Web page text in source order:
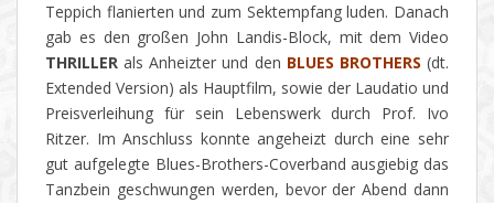
Teppich flanierten und zum Sektempfang luden. Danach
gab es den großen John Landis-Block, mit dem Video
THRILLER als Anheizter und den BLUES BROTHERS (dt.
Extended Version) als Hauptfilm, sowie der Laudatio und
Preisverleihung für sein Lebenswerk durch Prof. Ivo
Ritzer. Im Anschluss konnte angeheizt durch eine sehr
gut aufgelegte Blues-Brothers-Coverband ausgiebig das
Tanzbein geschwungen werden, bevor der Abend dann